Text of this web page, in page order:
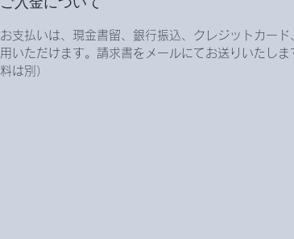
お支払いは、現金書留、銀行振込、クレジットカー
用いただけます。請求書をメールにてお送りいたし
料は別）